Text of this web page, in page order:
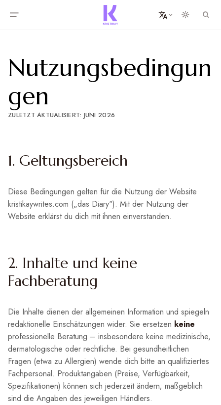
Nutzungsbedingun
gen
ZULETZT AKTUALISIERT: JUNI 2026
1. Geltungsbereich
Diese Bedingungen gelten für die Nutzung der Website
kristikaywrites.com („das Diary"). Mit der Nutzung der
Website erklärst du dich mit ihnen einverstanden.
2. Inhalte und keine
Fachberatung
Die Inhalte dienen der allgemeinen Information und spiegeln
redaktionelle Einschätzungen wider. Sie ersetzen keine
professionelle Beratung – insbesondere keine medizinische,
dermatologische oder rechtliche. Bei gesundheitlichen
Fragen (etwa zu Allergien) wende dich bitte an qualifiziertes
Fachpersonal. Produktangaben (Preise, Verfügbarkeit,
Spezifikationen) können sich jederzeit ändern; maßgeblich
sind die Angaben des jeweiligen Händlers.